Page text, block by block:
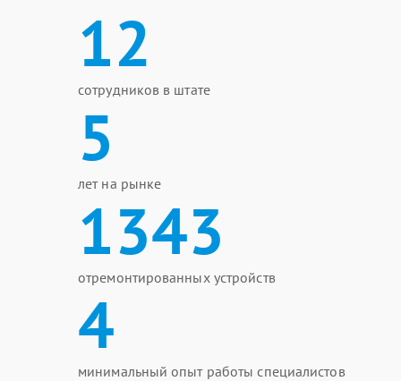
12
сотрудников в штате
5
лет на рынке
1343
отремонтированных устройств
4
минимальный опыт работы специалистов